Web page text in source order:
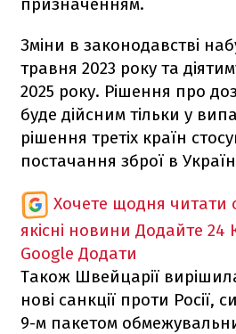
Зміни в законодавстві
травня 2023 року та
2025 року. Рішення про
буде дійсним тільки у
рішення третіх країн
постачання зброї в
Хочете щодня читати
якісні новини Додайте 24
Google Додати
Також Швейцарії
нові санкції проти Росії,
9-м пакетом